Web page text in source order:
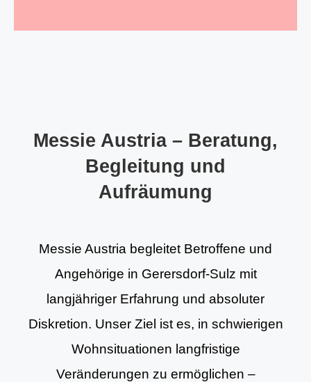
Messie Austria – Beratung,
Begleitung und
Aufräumung
Messie Austria begleitet Betroffene und
Angehörige in Gerersdorf-Sulz mit
langjähriger Erfahrung und absoluter
Diskretion. Unser Ziel ist es, in schwierigen
Wohnsituationen langfristige
Veränderungen zu ermöglichen –